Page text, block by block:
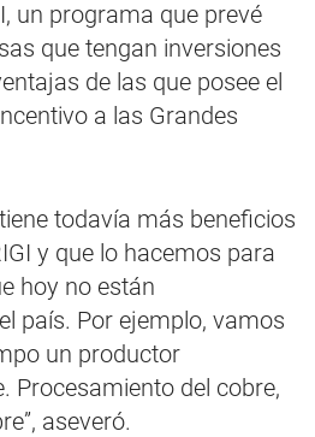
un programa que prevé
que tengan inversiones
de las que posee el
a las Grandes
todavía más beneficios
y que lo hacemos para
hoy no están
país. Por ejemplo, vamos
un productor
Procesamiento del cobre,
aseveró.